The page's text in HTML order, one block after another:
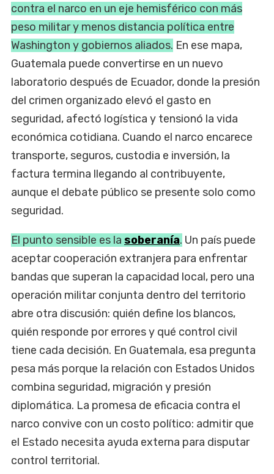
contra el narco en un eje hemisférico con más
peso militar y menos distancia política entre
Washington y gobiernos aliados. En ese mapa,
Guatemala puede convertirse en un nuevo
laboratorio después de Ecuador, donde la presión
del crimen organizado elevó el gasto en
seguridad, afectó logística y tensionó la vida
económica cotidiana. Cuando el narco encarece
transporte, seguros, custodia e inversión, la
factura termina llegando al contribuyente,
aunque el debate público se presente solo como
seguridad.
El punto sensible es la soberanía. Un país puede
aceptar cooperación extranjera para enfrentar
bandas que superan la capacidad local, pero una
operación militar conjunta dentro del territorio
abre otra discusión: quién define los blancos,
quién responde por errores y qué control civil
tiene cada decisión. En Guatemala, esa pregunta
pesa más porque la relación con Estados Unidos
combina seguridad, migración y presión
diplomática. La promesa de eficacia contra el
narco convive con un costo político: admitir que
el Estado necesita ayuda externa para disputar
control territorial.